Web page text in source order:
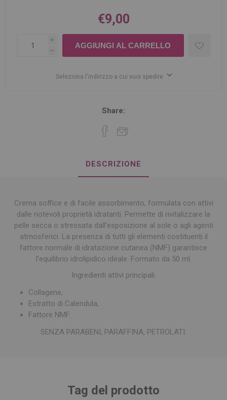
€9,00
i
h
Seleziona l'indirizzo a cui vuoi spedire
Share:
DESCRIZIONE
Crema soffice e di facile assorbimento, formulata con attivi
dalle notevoli proprietà idratanti. Permette di rivitalizzare la
pelle secca o stressata dall’esposizione al sole o agli agenti
atmosferici. La presenza di tutti gli elementi costituenti il
fattore normale di idratazione cutanea (NMF) garantisce
l’equilibrio idrolipidico ideale. Formato da 50 ml.
Ingredienti attivi principali:
Collagene,
Estratto di Calendula,
Fattore NMF.
SENZA PARABENI, PARAFFINA, PETROLATI.
Tag del prodotto